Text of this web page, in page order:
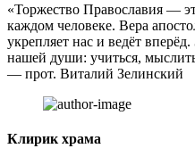
«Торжество Православия —
каждом человеке. Вера
укрепляет нас и ведёт
нашей души: учиться,
— прот. Виталий Зелинский
Клирик храма